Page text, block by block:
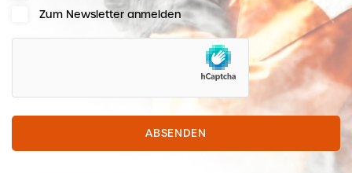
Zum Newsletter anmelden
ABSENDEN